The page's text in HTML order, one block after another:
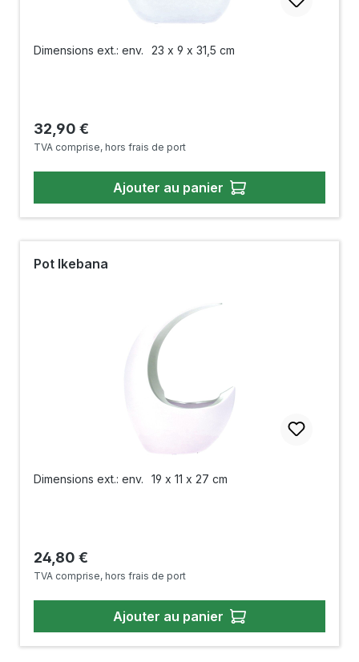
Dimensions ext.: env. 23 x 9 x 31,5 cm
Prix régulier :
32,90 €
TVA comprise, hors frais de port
Ajouter au panier
Pot Ikebana
Dimensions ext.: env. 19 x 11 x 27 cm
Prix régulier :
24,80 €
TVA comprise, hors frais de port
Ajouter au panier